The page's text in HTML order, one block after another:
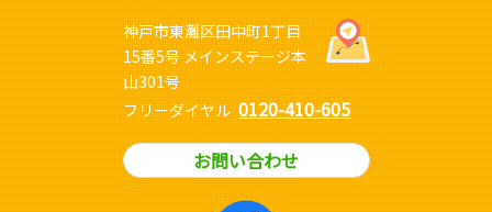
神戸市東灘区田中町1丁目
15番5号 メインステージ本
山301号
フリーダイヤル 0120-410-605
お問い合わせ